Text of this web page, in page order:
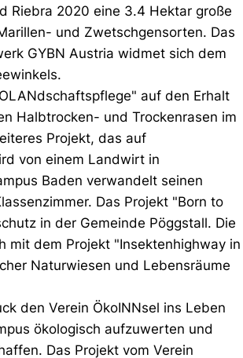
Riebra 2020 eine 3.4 Hektar große
und Zwetschgensorten. Das
GYBN Austria widmet sich dem
auf den Erhalt
Halbtrocken- und Trockenrasen im
Projekt, das auf
von einem Landwirt in
Baden verwandelt seinen
Das Projekt "Born to
in der Gemeinde Pöggstall. Die
mit dem Projekt "Insektenhighway in
Naturwiesen und Lebensräume
den Verein ÖkoINNsel ins Leben
ökologisch aufzuwerten und
Das Projekt vom Verein